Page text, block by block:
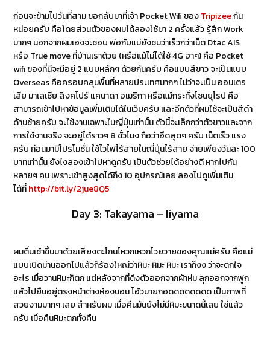
ก่อนจะข้ามไปวันที่สาม ขอกลับมาที่เจ้า Pocket Wifi ของTripizeeกัน
หน่อยครับ คือโดยส่วนตัวของผมได้ลองใช้มา 2 ครั้งแล้ว รู้สึก Work
มากๆ นอกจากผมเองจะชอบ พ่อกับแม่ยังชมว่าเร็วกว่าเน็ต Dtac AIS
หรือ True move ที่บ้านเราด้วย (หรือแม้ไม่ได้ใช้ 4G ฮาๆ) คือ Pocket
wifi ของที่นีจะมีอยู่ 2 แบบหลักๆ ด้วยกันครับ คือแบบสีขาว จะเป็นแบบ
Overseas คือครอบคลุมพื้นที่หลายประเทศมากๆ ไม่ว่าจะเป็น ออนเตร
เลีย มาเลเซีย สิงคโปร์ แคนาดา อเมริกา หรือแม้กระทั่งโซนยุโรป คือ
สามารถเข้าไปหาข้อมูลเพิ่มเติมได้ในเว็บครับ และอีกตัวที่ผมใช้จะเป็นสีดำ
ด้านซ้ายครับ จะใช้งานเฉพาะในญี่ปุ่นเท่านั้น ตัวนี้จะเล็กกว่าตัวขาวและจาก
การใช้งานจริง จะอยู่ได้ราวๆ 8 ชั่วโมง ถือว่าอึดสุดๆ ครับ เน็ตเร็ว แรง
ครับ ก่อนมามีโปรโมชั่น ใช้ไวไฟไร้สายในญี่ปุ่นไร้สาย จ่ายเพียงวันละ 100
บาทเท่านั้น ยังไงลองเข้าไปหาดูครับ เป็นตัวช่วยได้อย่างดี หากไปกัน
หลายๆ คน เพราะเข้าสูงสุดได้ถึง 10 อุปกรณ์เลย ลองไปดูเพิ่มเติม
ได้ที่http://bit.ly/2jue8Q5
Day 3: Takayama – Iiyama
ผมตื่นเช้าขึ้นมาด้วยเสียงตะโกนโหวกเหวกโวยวายของคุณแม่ครับ คือแม่
แบบเปิดม่านออกไปแล้วก็ร้องใหญ่ว่าหิมะ หิมะ หิมะ เราก็งง ว่าจะตกใจ
อะไร เมื่อวานหิมะก็ตก แต่หลังจากที่ดึงตัวออกจากผ้าห่ม ลุกออกจากฟูก
แล้วไปยืนอยู่ตรงหน้าต่างห้องนอน โอ้วมายกอดดดดดดดด เป็นภาพที่
สวยงามมากๆ เลย สำหรับผม เมื่อคืนมันยังไม่มีหิมะขนาดนี้เลย ใช่แล้ว
ครับ เมื่อคืนหิมะตกทั้งคืน